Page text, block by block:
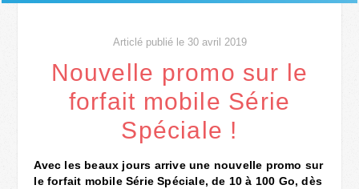
Articlé publié le 30 avril 2019
Nouvelle promo sur le
forfait mobile Série
Spéciale !
Avec les beaux jours arrive une nouvelle promo sur
le forfait mobile Série Spéciale, de 10 à 100 Go, dès